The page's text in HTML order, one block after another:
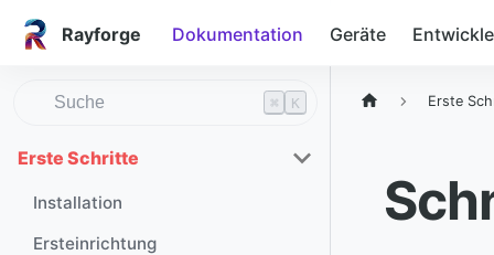
Rayforge Dokumentation Geräte
⌘ K
Erste Schritte
Installation
Ersteinrichtung
Erste